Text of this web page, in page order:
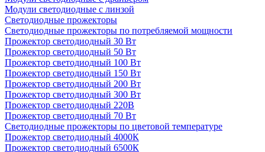
Модули светодиодные с линзой
Светодиодные прожекторы
Светодиодные прожекторы по потребляемой мощности
Прожектор светодиодный 30 Вт
Прожектор светодиодный 50 Вт
Прожектор светодиодный 100 Вт
Прожектор светодиодный 150 Вт
Прожектор светодиодный 200 Вт
Прожектор светодиодный 300 Вт
Прожектор светодиодный 220В
Прожектор светодиодный 70 Вт
Светодиодные прожекторы по цветовой температуре
Прожектор светодиодный 4000К
Прожектор светодиодный 6500К